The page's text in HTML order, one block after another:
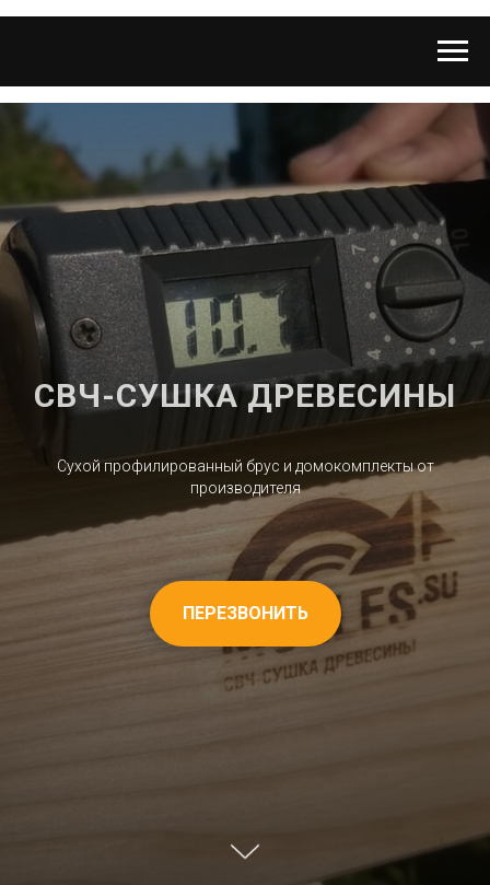
СВЧ-СУШКА ДРЕВЕСИНЫ
Сухой профилированный брус и домокомплекты от
производителя
ПЕРЕЗВОНИТЬ